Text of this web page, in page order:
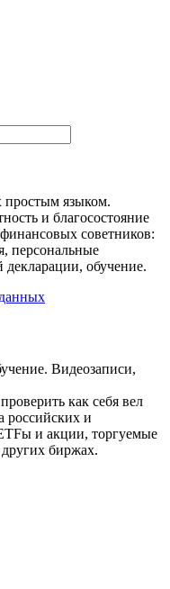
языком.
и благосостояние
советников:
персональные
декларации, обучение.
Видеозаписи,
как себя вел
российских и
и акции, торгуемые
биржах.